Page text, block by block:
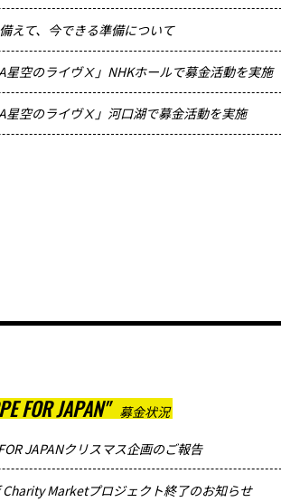
えて、今できる準備について
星空のライヴⅩ」NHKホールで募金活動を実施
星空のライヴⅩ」河口湖で募金活動を実施
FOR JAPAN" 募金状況
JAPANクリスマス企画のご報告
Marketプロジェクト終了のお知らせ